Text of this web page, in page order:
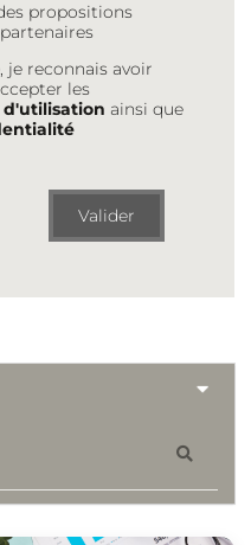
propositions
je reconnais avoir
les
d'utilisation ainsi que
Valider